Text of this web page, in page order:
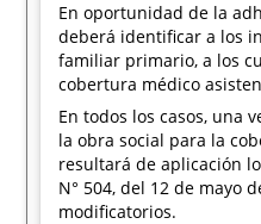
En oportunidad de la
deberá identificar a los
familiar primario, a los
cobertura médico
En todos los casos, una
la obra social para la
resultará de aplicación
N° 504, del 12 de mayo
modificatorios.